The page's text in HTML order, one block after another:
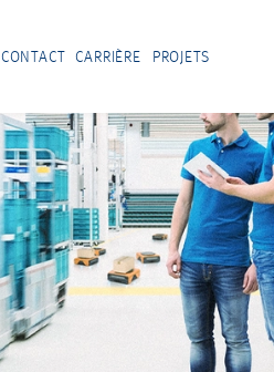
CONTACT CARRIÈRE PROJETS